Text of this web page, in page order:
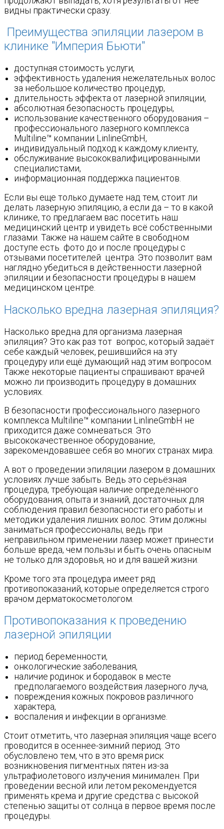
видны практически сразу.
Преимущества эпиляции лазером в
клинике "Империя Бьюти"
доступная стоимость услуги,
эффективность удаления нежелательных волос
за небольшое количество процедур,
длительность эффекта от лазерной эпиляции,
абсолютная безопасность процедуры,
использование качественного оборудования –
профессионального лазерного комплекса
Multiline™ компании LinlineGmbH,
индивидуальный подход к каждому клиенту,
обслуживание высококвалифицированными
специалистами,
информационная поддержка пациентов.
Если вы еще только думаете над тем, стоит ли
делать лазерную эпиляцию, а если да – то в какой
клинике, то предлагаем вас посетить наш
медицинский центр и увидеть всё собственными
глазами. Также на нашем сайте в свободном
доступе есть фото до и после процедуры с
отзывами посетителей центра. Это позволит вам
наглядно убедиться в действенности лазерной
эпиляции и безопасности процедуры в нашем
медицинском центре.
Насколько вредна лазерная эпиляция?
Насколько вредна для организма лазерная
эпиляция? Это как раз тот вопрос, который задаёт
себе каждый человек, решившийся на эту
процедуру или ещё думающий над этим вопросом.
Также некоторые пациенты спрашивают врачей
можно ли производить процедуру в домашних
условиях.
В безопасности профессионального лазерного
комплекса Multiline™ компании LinlineGmbH не
приходится даже сомневаться. Это
высококачественное оборудование,
зарекомендовавшее себя во многих странах мира.
А вот о проведении эпиляции лазером в домашних
условиях лучше забыть. Ведь это серьёзная
процедура, требующая наличие определённого
оборудования, опыта и знаний, достаточных для
соблюдения правил безопасности его работы и
методики удаления лишних волос. Этим должны
заниматься профессионалы, ведь при
неправильном применении лазер может принести
больше вреда, чем пользы и быть очень опасным
не только для здоровья, но и для вашей жизни.
Кроме того эта процедура имеет ряд
противопоказаний, которые определяется строго
врачом дерматокосметологом.
Противопоказания к проведению
лазерной эпиляции
период беременности,
онкологические заболевания,
наличие родинок и бородавок в месте
предполагаемого воздействия лазерного луча,
повреждения кожных покровов различного
характера,
воспаления и инфекции в организме.
Стоит отметить, что лазерная эпиляция чаще всего
проводится в осеннее-зимний период. Это
обусловлено тем, что в это время риск
возникновения пигментных пятен из-за
ультрафиолетового излучения минимален. При
проведении весной или летом рекомендуется
применять крема и другие средства с высокой
степенью защиты от солнца в первое время после
процедуры.